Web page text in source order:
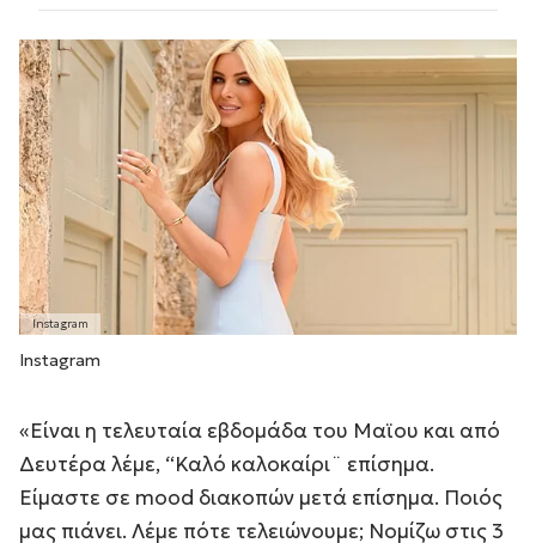
Instagram
«Είναι η τελευταία εβδομάδα του Μαϊου και από
Δευτέρα λέμε, “Καλό καλοκαίρι¨ επίσημα.
Είμαστε σε mood διακοπών μετά επίσημα. Ποιός
μας πιάνει. Λέμε πότε τελειώνουμε; Νομίζω στις 3